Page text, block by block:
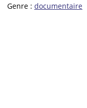
Genre : documentaire